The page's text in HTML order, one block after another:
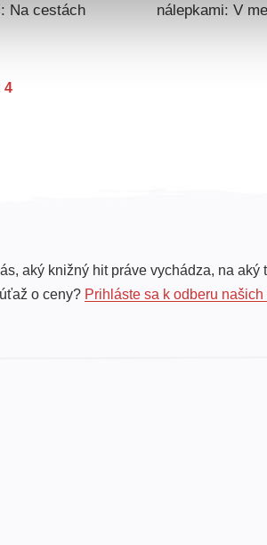
Na cestách
nálepkami: V
4
aký knižný hit práve vychádza, na aký
o ceny? Prihláste sa k odberu